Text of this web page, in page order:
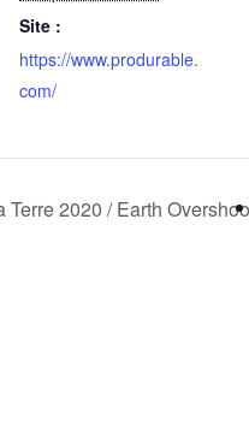
Site :
https://www.produrable.
com/
2020 / Earth